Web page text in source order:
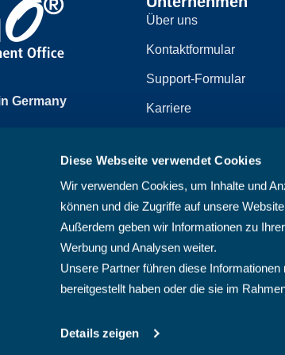
Diese Webseite verwendet Cookies
Wir verwenden Cookies, um Inhalte und
können und die Zugriffe auf unsere
Außerdem geben wir Informationen zu
Werbung und Analysen weiter.
Unsere Partner führen diese
bereitgestellt haben oder die sie im
Details zeigen
Germany
6081 58600
Über uns
Kontaktformular
Support-Formular
Karriere
Datenschutzerklärung
Sitemap
AGB